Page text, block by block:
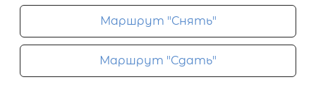
Маршрут "Снять"
Маршрут "Сдать"